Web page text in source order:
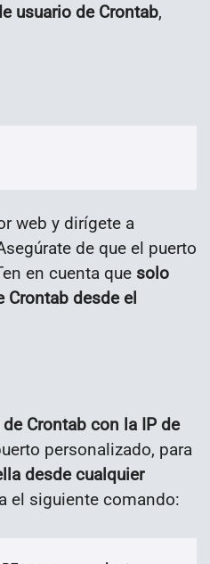
usuario de Crontab,
web y dirígete a
de que el puerto
en cuenta que solo
Crontab desde el
Crontab con la IP de
personalizado, para
desde cualquier
el siguiente comando: